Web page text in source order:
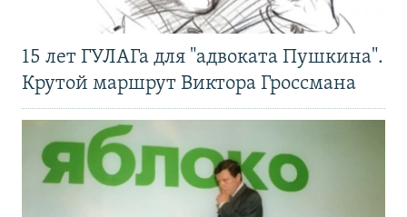
15 лет ГУЛАГа для "адвоката Пушкина".
Крутой маршрут Виктора Гроссмана